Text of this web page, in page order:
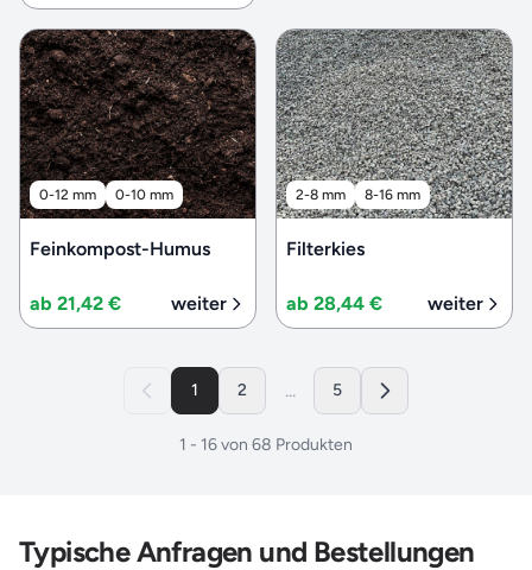
0-12 mm 0-10 mm
Feinkompost-Humus
ab 21,42 € weiter
2-8 mm 8-16 mm
Filterkies
ab 28,44 € weiter
1 2 ... 5
1 - 16von 68 Produkten
Typische Anfragen und Bestellungen